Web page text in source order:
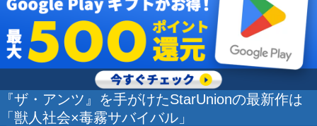
『ザ・アンツ』を手がけたStarUnionの最新作は
「獣人社会×毒霧サバイバル」